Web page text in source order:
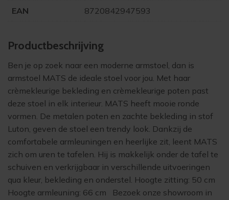
EAN 8720842947593
Product­beschrijving
Ben je op zoek naar een moderne armstoel, dan is
armstoel MATS de ideale stoel voor jou. Met haar
crèmekleurige bekleding en crèmekleurige poten past
deze stoel in elk interieur. MATS heeft mooie ronde
vormen. De metalen poten en zachte bekleding in stof
Luton, geven de stoel een trendy look. Dankzij de
comfortabele armleuningen en heerlijke zit, leent MATS
zich om uren te tafelen. Hij is makkelijk onder de tafel te
schuiven en verkrijgbaar in verschillende uitvoeringen
qua kleur, bekleding en onderstel. Hoogte zitting: 50 cm
Hoogte armleuning: 66 cm Bezoek onze showroom in